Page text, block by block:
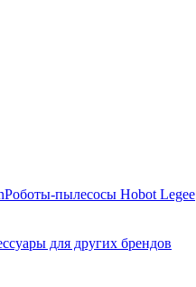
Роботы-пылесосы Hobot Legee
для других брендов